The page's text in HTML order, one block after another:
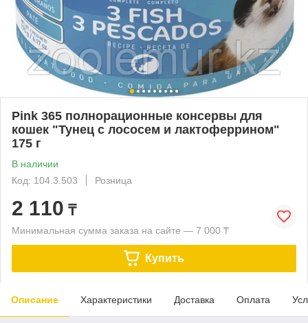
Pink 365 полнорационные консервы для
кошек "Тунец с лососем и лактоферрином"
175 г
В наличии
Код: 104.3.503
Розница
2 110 ₸
Минимальная сумма заказа на сайте — 7 000 ₸
Купить
Описание Характеристики Доставка Оплата